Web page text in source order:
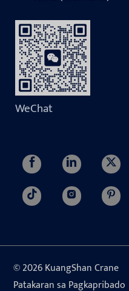
WeChat
© 2026 KuangShan Crane
Patakaran sa Pagkapribado